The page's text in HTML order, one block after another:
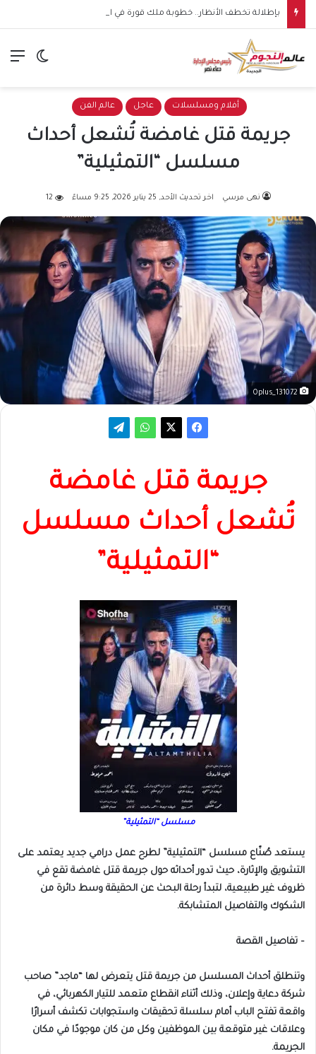
الوضع
أفلام ومسلسلات عاجل عالم الفن
جريمة قتل غامضة تُشعل أحداث
مسلسل “التمثيلية”
نهى مرسي اخر تحديث الأحد, 25 يناير 2026, 9:25 مساءً 12
جريمة قتل غامضة
تُشعل أحداث مسلسل
“التمثيلية”
مسلسل “التمثيلية”
يستعد صُنّاع مسلسل “التمثيلية” لطرح عمل درامي جديد يعتمد على
التشويق والإثارة، حيث تدور أحداثه حول جريمة قتل غامضة تقع في
ظروف غير طبيعية، لتبدأ رحلة البحث عن الحقيقة وسط دائرة من
الشكوك والتفاصيل المتشابكة.
– تفاصيل القصة
وتنطلق أحداث المسلسل من جريمة قتل يتعرض لها “ماجد” صاحب
شركة دعاية وإعلان، وذلك أثناء انقطاع متعمد للتيار الكهربائي، في
واقعة تفتح الباب أمام سلسلة تحقيقات واستجوابات تكشف أسرارًا
وعلاقات غير متوقعة بين الموظفين وكل من كان موجودًا في مكان
الجريمة.